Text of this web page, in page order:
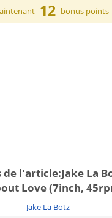
12 bonus points
de l'article:Jake La
Love (7inch,
Jake La Botz